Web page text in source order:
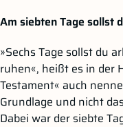
Am siebten Tage sollst
»Sechs Tage sollst du
ruhen«, heißt es in der
Testament« auch
Grundlage und nicht
Dabei war der siebte